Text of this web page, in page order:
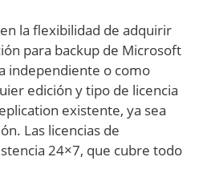
la flexibilidad de adquirir
para backup de Microsoft
independiente o como
edición y tipo de licencia
existente, ya sea
Las licencias de
24×7, que cubre todo